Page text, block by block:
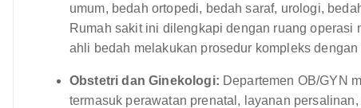
umum, bedah ortopedi, bedah saraf, urologi,
Rumah sakit ini dilengkapi dengan ruang
ahli bedah melakukan prosedur kompleks
Obstetri dan Ginekologi: Departemen OB/GYN
termasuk perawatan prenatal, layanan